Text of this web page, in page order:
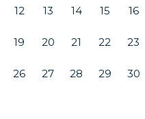
12 13 14 15 16
19 20 21 22 23
26 27 28 29 30